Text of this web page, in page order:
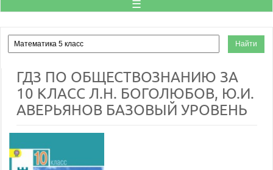
☰
ГДЗ ПО ОБЩЕСТВОЗНАНИЮ ЗА
10 КЛАСС Л.Н. БОГОЛЮБОВ, Ю.И.
АВЕРЬЯНОВ БАЗОВЫЙ УРОВЕНЬ